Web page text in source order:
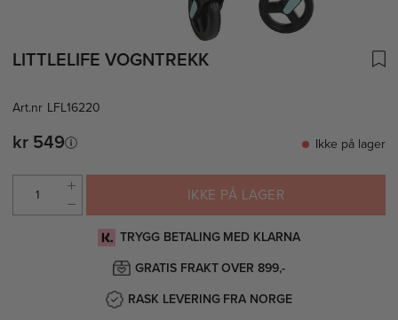
LITTLELIFE VOGNTREKK
Art.nr LFL16220
kr 549 Ikke på lager
IKKE PÅ LAGER
TRYGG BETALING MED KLARNA
GRATIS FRAKT OVER 899,-
RASK LEVERING FRA NORGE